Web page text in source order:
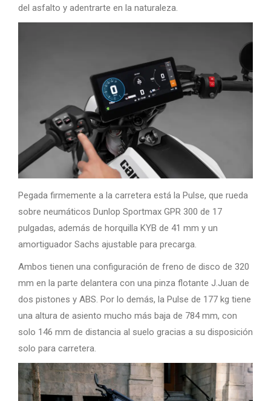
del asfalto y adentrarte en la naturaleza.
Pegada firmemente a la carretera está la Pulse, que rueda
sobre neumáticos Dunlop Sportmax GPR 300 de 17
pulgadas, además de horquilla KYB de 41 mm y un
amortiguador Sachs ajustable para precarga.
Ambos tienen una configuración de freno de disco de 320
mm en la parte delantera con una pinza flotante J.Juan de
dos pistones y ABS. Por lo demás, la Pulse de 177 kg tiene
una altura de asiento mucho más baja de 784 mm, con
solo 146 mm de distancia al suelo gracias a su disposición
solo para carretera.